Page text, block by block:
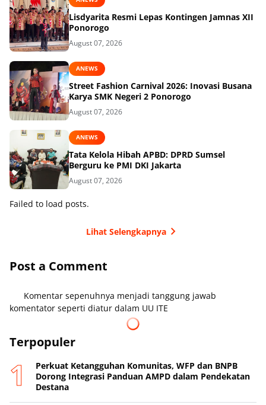
Lisdyarita Resmi Lepas Kontingen Jamnas XII
Ponorogo
August 07, 2026
ANEWS
Street Fashion Carnival 2026: Inovasi Busana
Karya SMK Negeri 2 Ponorogo
August 07, 2026
ANEWS
Tata Kelola Hibah APBD: DPRD Sumsel
Berguru ke PMI DKI Jakarta
August 07, 2026
Failed to load posts.
Lihat Selengkapnya
Post a Comment
Komentar sepenuhnya menjadi tanggung jawab
komentator seperti diatur dalam UU ITE
Terpopuler
Perkuat Ketangguhan Komunitas, WFP dan BNPB
Dorong Integrasi Panduan AMPD dalam Pendekatan
Destana